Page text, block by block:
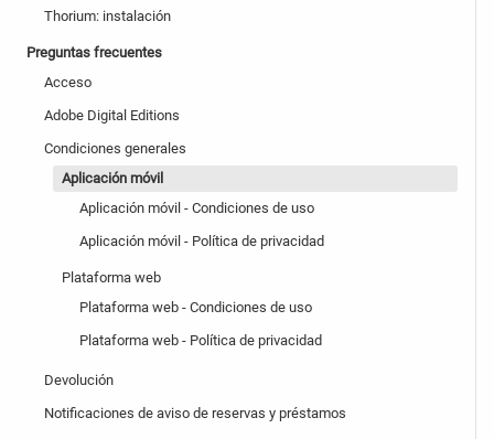
Thorium: instalación
Preguntas frecuentes
Acceso
Adobe Digital Editions
Condiciones generales
Aplicación móvil
Aplicación móvil - Condiciones de uso
Aplicación móvil - Política de privacidad
Plataforma web
Plataforma web - Condiciones de uso
Plataforma web - Política de privacidad
Devolución
Notificaciones de aviso de reservas y préstamos